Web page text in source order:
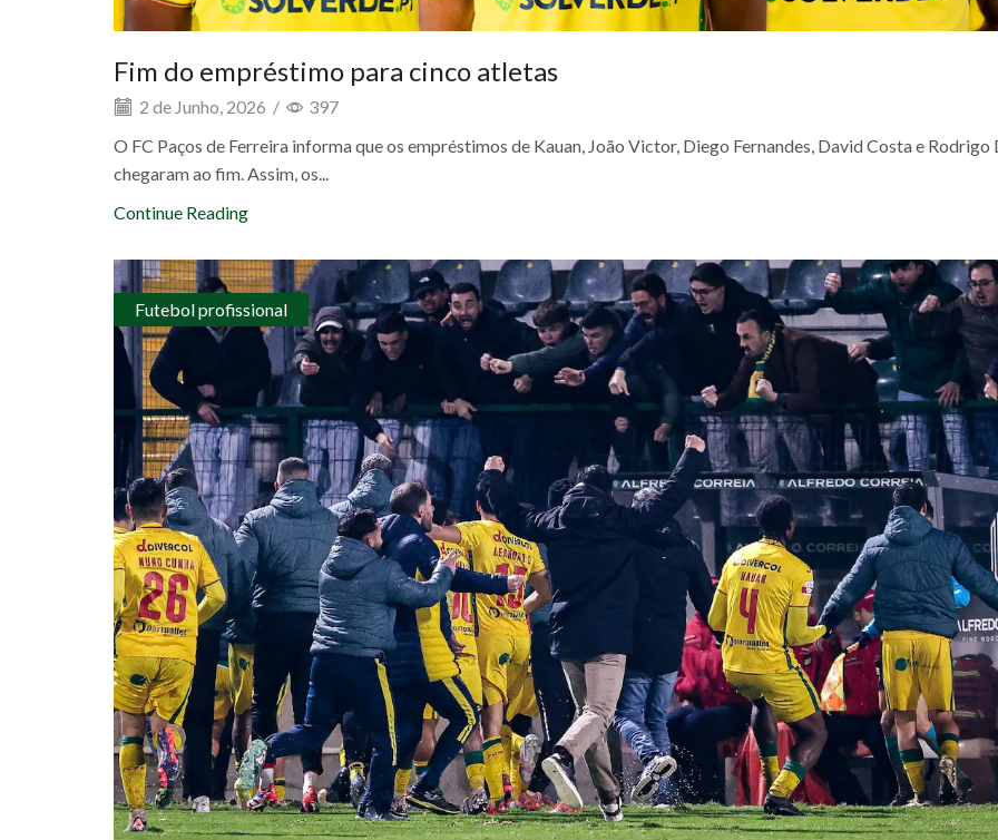
Fim do empréstimo para cinco atletas
2 de Junho, 2026 /
397
O FC Paços de Ferreira informa que os empréstimos de Kauan, João Victor, Diego Fernandes, David Costa e Rodrigo
chegaram ao fim. Assim, os...
Continue Reading
Futebol profissional